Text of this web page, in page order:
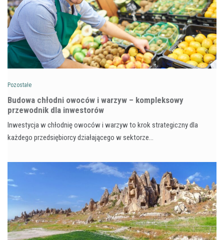
Pozostałe
Budowa chłodni owoców i warzyw – kompleksowy
przewodnik dla inwestorów
Inwestycja w chłodnię owoców i warzyw to krok strategiczny dla
każdego przedsiębiorcy działającego w sektorze…